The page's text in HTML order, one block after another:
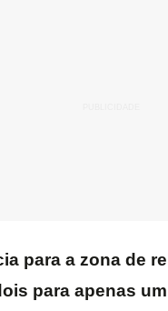
para a zona de
para apenas